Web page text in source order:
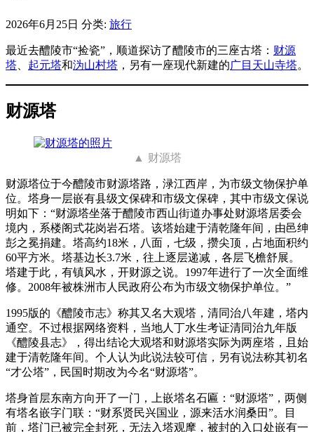
2026年6月25日 分类: 旅行
最近去醴陵市“捡瓷”，顺道探访了醴陵市的三座古塔： 财源
塔
起元塔和沩山村塔 ，另有一座现代新建的广目天山寺塔。
财源塔
财源塔
财源塔位于今醴陵市财源塔路，渌江西岸，为市级文物保护单
位。塔身一层嵌有县级文保碑和市级文保碑，其中市级文保说
明如下：“财源塔坐落于醴陵市西山街道办事处财源塔居委会
境内，系楼阁式花岗岩石塔。该塔始建于清乾隆年间，由邑绅
彭之冕捐建。塔高约18米，八面，七级，攒尖顶，占地面积约
60平方米。塔基边长3.7米，往上逐层递减，各层飞檐舒展。
塔建于此，有镇风水，开财源之说。1997年进行了一次全面维
修。2008年被株洲市人民政府公布为市级文物保护单位。”
1995版的《醴陵市志》称其又名大观塔，清同治八年建，塔内
通空。不过根据网络资料，当地人丁水生考证清同治九年版
《醴陵县志》，得出结论大观塔和财源塔实际为两座塔，且始
建于清乾隆年间。个人认为此说法较可信，另有说法称其初名
“才公塔”，民国时期改为今名“财源塔”。
塔身首层东南方向开了一门，上嵌塔名石匾：“财源塔”，两侧
有塔名嵌字门联：“财系贤民兴国业，源来活水润桑田”。目
前，塔门已被完全封死，无法入塔观摩，被封的入口处嵌有一